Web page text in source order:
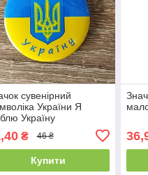
сувенірний
України Я
Україну
₴ 46 ₴
Купити